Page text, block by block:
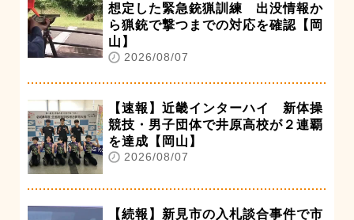
想定した緊急銃猟訓練 出没情報か
ら猟銃で撃つまでの対応を確認【岡
山】
2026/08/07
【速報】近畿インターハイ 新体操
競技・男子団体で井原高校が２連覇
を達成【岡山】
2026/08/07
【続報】新見市の入札談合事件で市